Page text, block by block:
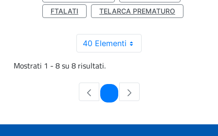
FTALATI
TELARCA PREMATURO
40 Elementi
Mostrati 1 - 8 su 8 risultati.
Pagina